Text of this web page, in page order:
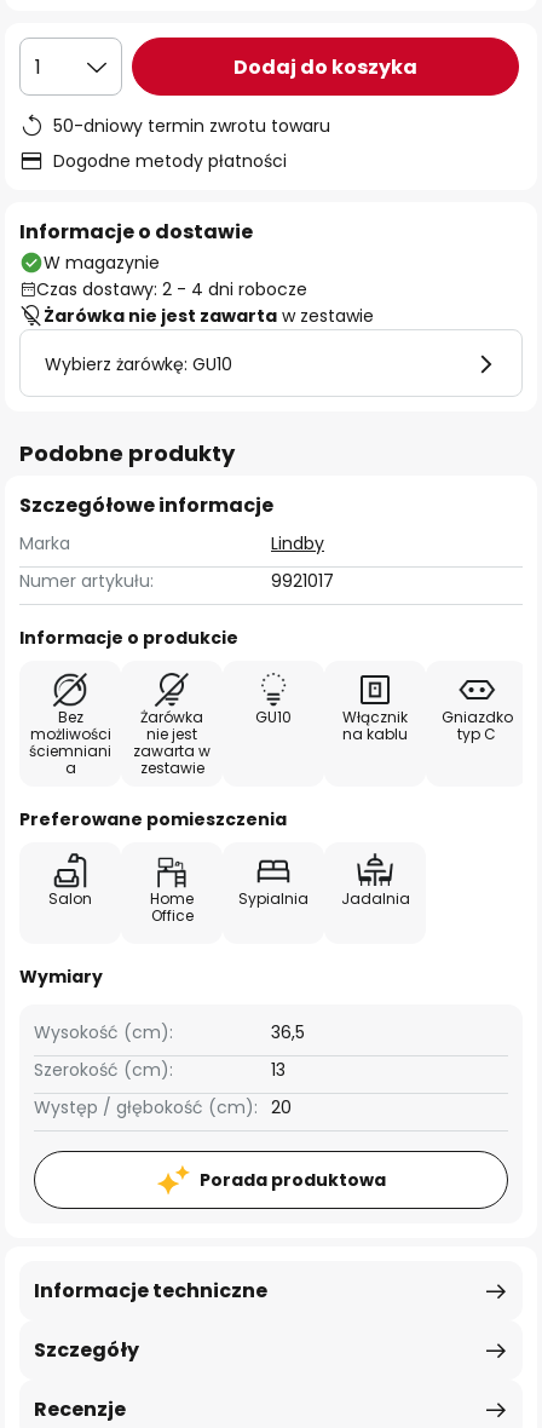
1 Dodaj do koszyka
50-dniowy termin zwrotu towaru
Dogodne metody płatności
Informacje o dostawie
W magazynie
Czas dostawy: 2 - 4 dni robocze
Żarówka nie jest zawarta w zestawie
Wybierz żarówkę: GU10
Podobne produkty
Szczegółowe informacje
Marka
Lindby
Numer artykułu:
9921017
Informacje o produkcie
Bez
możliwości
ściemniani
a
Żarówka
nie jest
zawarta w
zestawie
GU10
Włącznik
na kablu
Gniazdko
typ C
Preferowane pomieszczenia
Salon
Home
Office
Sypialnia Jadalnia
Wymiary
Szerokość (cm): 13
Wysokość (cm): 36,5
Występ / głębokość (cm): 20
Porada produktowa
Szczegóły
Informacje techniczne
Recenzje